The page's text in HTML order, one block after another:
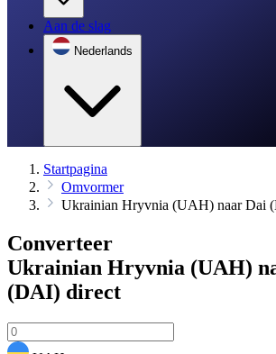
Aan de slag
Nederlands
Startpagina
Omvormer
Ukrainian Hryvnia (UAH) naar Dai
Converteer
Ukrainian Hryvnia (UAH)
(DAI) direct